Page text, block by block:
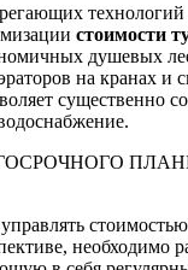
стоимости
душевых
на кранах и
существенно
необходимо